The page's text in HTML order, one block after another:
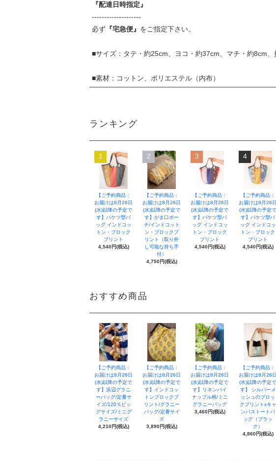
『配達日時指定』
--------------------
必ず 『宅急便』 をご指定下さい。
■サイズ：タテ・約25cm、ヨコ・約37cm、マチ・約8cm
■素材：コットン、ポリエステル（内布）
ランキング
1
【ご予約商品：
お届けは8月26日
(水)以降の予定で
す】バケツ型バ
ッグ インドコッ
トン・ブロック
プリント
4,540円(税込)
2
【ご予約商品：
お届けは8月26日
(水)以降の予定で
す】がま口ポー
チ/インドコット
ン・ブロックプ
リント（取り外
し可能な持ち手
付）
4,750円(税込)
3
【ご予約商品：
お届けは8月26日
(水)以降の予定で
す】バケツ型バ
ッグ インドコッ
トン・ブロック
プリント
4,540円(税込)
4
【ご予約商品：
お届けは8月26日
(水)以降の予定で
す】バケツ型バ
ッグ インドコッ
トン・ブロック
プリント
4,540円(税込)
おすすめ商品
【ご予約商品：
お届けは8月26日
(水)以降の予定で
す】浜辺グラニ
ーバッグ/定番サ
イズ/120％ビッ
グサイズ/ミニグ
ラニーサイズ
4,210円(税込)
【ご予約商品：
お届けは8月26日
(水)以降の予定で
す】インドコッ
トンブロックプ
リント/グラニー
バッグ/定番サイ
ズ
3,890円(税込)
【ご予約商品：
お届けは8月26日
(水)以降の予定で
す】リネンパイ
ナップル柄/ミニ
グラニーバッグ
3,460円(税込)
【ご予約商品：
お届けは8月26日
(水)以降の予定で
す】 シルバーメ
ッシュのブロッ
クプリントxキャ
ンバストートバ
ッグ（ブラッ
ク）
4,860円(税込)